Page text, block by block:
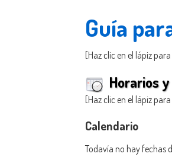
Guía
[Haz clic en el lápiz
Horarios
[Haz clic en el lápiz
Calendario
Todavía no hay fechas